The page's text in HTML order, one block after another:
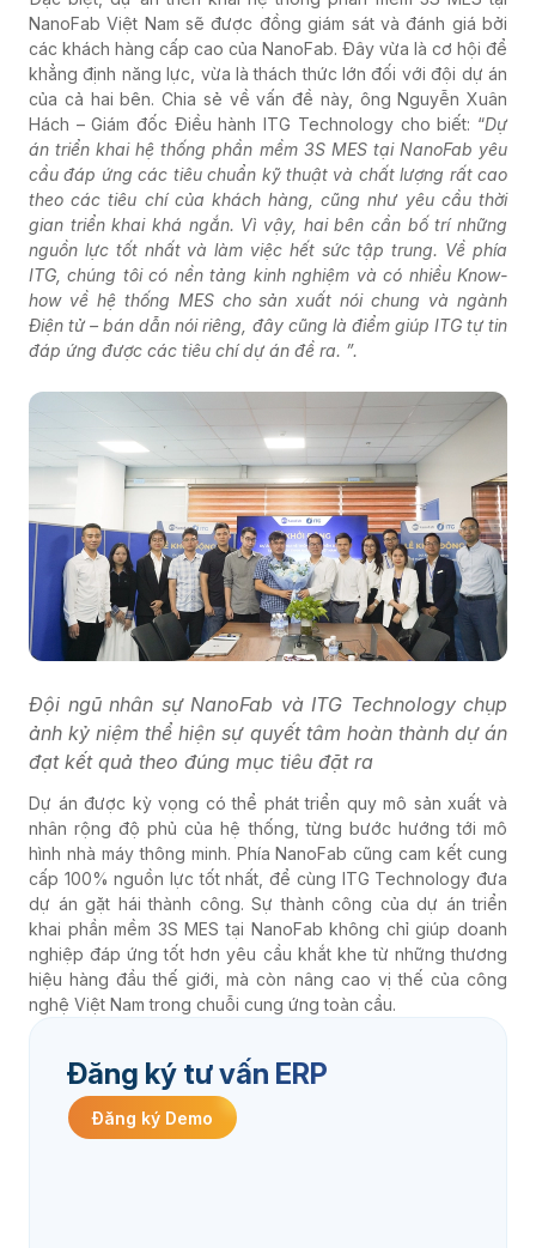
NanoFab Việt Nam sẽ được đồng giám sát và đánh giá bởi
các khách hàng cấp cao của NanoFab. Đây vừa là cơ hội để
khẳng định năng lực, vừa là thách thức lớn đối với đội dự án
của cả hai bên. Chia sẻ về vấn đề này, ông Nguyễn Xuân
Hách – Giám đốc Điều hành ITG Technology cho biết: “Dự
án triển khai hệ thống phần mềm 3S MES tại NanoFab yêu
cầu đáp ứng các tiêu chuẩn kỹ thuật và chất lượng rất cao
theo các tiêu chí của khách hàng, cũng như yêu cầu thời
gian triển khai khá ngắn. Vì vậy, hai bên cần bố trí những
nguồn lực tốt nhất và làm việc hết sức tập trung. Về phía
ITG, chúng tôi có nền tảng kinh nghiệm và có nhiều Know-
how về hệ thống MES cho sản xuất nói chung và ngành
Điện tử – bán dẫn nói riêng, đây cũng là điểm giúp ITG tự tin
đáp ứng được các tiêu chí dự án đề ra. ”.
Đội ngũ nhân sự NanoFab và ITG Technology chụp
ảnh kỷ niệm thể hiện sự quyết tâm hoàn thành dự án
đạt kết quả theo đúng mục tiêu đặt ra
Dự án được kỳ vọng có thể phát triển quy mô sản xuất và
nhân rộng độ phủ của hệ thống, từng bước hướng tới mô
hình nhà máy thông minh. Phía NanoFab cũng cam kết cung
cấp 100% nguồn lực tốt nhất, để cùng ITG Technology đưa
dự án gặt hái thành công. Sự thành công của dự án triển
khai phần mềm 3S MES tại NanoFab không chỉ giúp doanh
nghiệp đáp ứng tốt hơn yêu cầu khắt khe từ những thương
hiệu hàng đầu thế giới, mà còn nâng cao vị thế của công
nghệ Việt Nam trong chuỗi cung ứng toàn cầu.
Đăng ký tư vấn ERP
Đăng ký Demo